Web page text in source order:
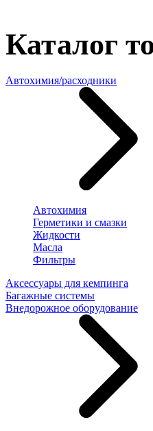
Каталог
Автохимия/расходники
Автохимия
Герметики и смазки
Жидкости
Масла
Фильтры
Аксессуары для кемпинга
Багажные системы
Внедорожное оборудование